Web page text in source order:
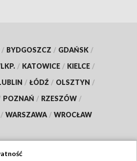
/ BYDGOSZCZ / GDAŃSK /
/ KATOWICE / KIELCE /
/ ŁÓDŹ / OLSZTYN /
POZNAŃ / RZESZÓW /
/ WARSZAWA / WROCŁAW